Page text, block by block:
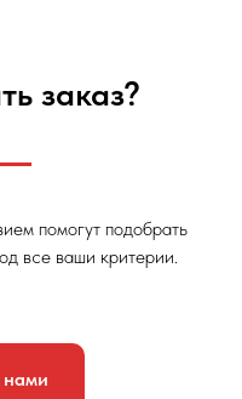
заказ?
помогут подобрать
все ваши критерии.
нами